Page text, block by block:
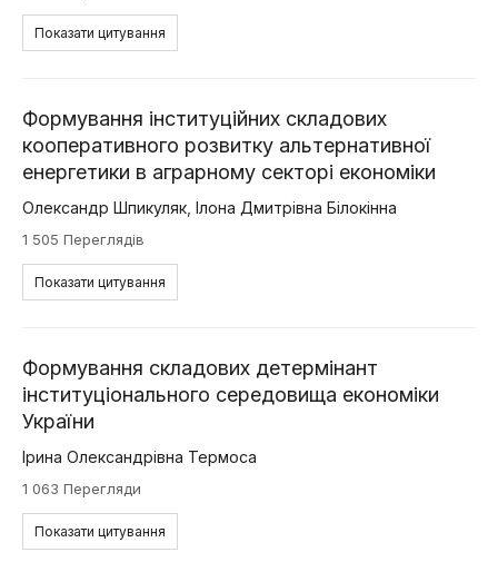
Показати цитування
Формування інституційних складових
кооперативного розвитку альтернативної
енергетики в аграрному секторі економіки
Олександр Шпикуляк Ілона Дмитрівна Білокінна
1 505 Переглядів
Показати цитування
Формування складових детермінант
інституціонального середовища економіки
України
Ірина Олександрівна Термоса
1 063 Перегляди
Показати цитування